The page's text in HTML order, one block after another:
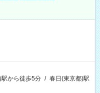
駅から徒歩5分 / 春日(東京都)駅